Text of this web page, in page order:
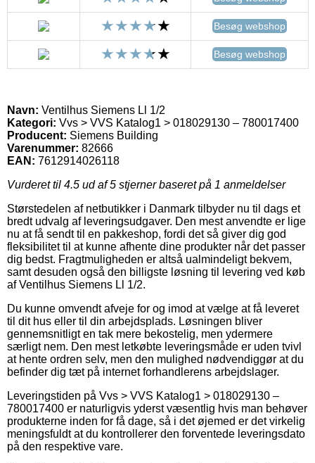
Besøg webshop
Besøg webshop
Navn: Ventilhus Siemens Ll 1/2
Kategori: Vvs > VVS Katalog1 > 018029130 – 780017400
Producent: Siemens Building
Varenummer: 82666
EAN: 7612914026118
Vurderet til 4.5 ud af 5 stjerner baseret på 1 anmeldelser
Størstedelen af netbutikker i Danmark tilbyder nu til dags et
bredt udvalg af leveringsudgaver. Den mest anvendte er lige
nu at få sendt til en pakkeshop, fordi det så giver dig god
fleksibilitet til at kunne afhente dine produkter når det passer
dig bedst. Fragtmuligheden er altså ualmindeligt bekvem,
samt desuden også den billigste løsning til levering ved køb
af Ventilhus Siemens Ll 1/2.
Du kunne omvendt afveje for og imod at vælge at få leveret
til dit hus eller til din arbejdsplads. Løsningen bliver
gennemsnitligt en tak mere bekostelig, men ydermere
særligt nem. Den mest letkøbte leveringsmåde er uden tvivl
at hente ordren selv, men den mulighed nødvendiggør at du
befinder dig tæt på internet forhandlerens arbejdslager.
Leveringstiden på Vvs > VVS Katalog1 > 018029130 –
780017400 er naturligvis yderst væsentlig hvis man behøver
produkterne inden for få dage, så i det øjemed er det virkelig
meningsfuldt at du kontrollerer den forventede leveringsdato
på den respektive vare.